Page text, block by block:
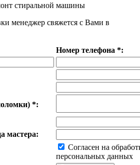
стиральной машины
менеджер свяжется с Вами в
Номер телефона *:
*:
мастера:
Согласен на
персональных данных